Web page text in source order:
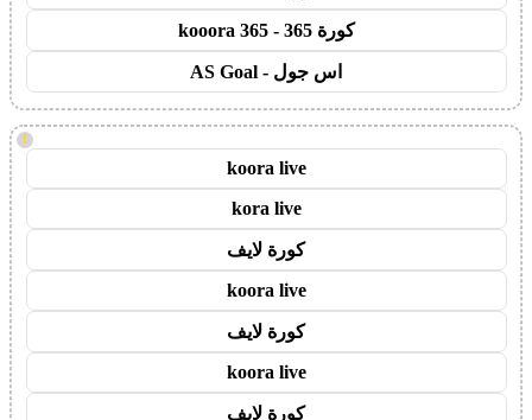
كورة 365 - kooora 365
اس جول - AS Goal
!
koora live
kora live
كورة لايف
koora live
كورة لايف
koora live
كورة لايف